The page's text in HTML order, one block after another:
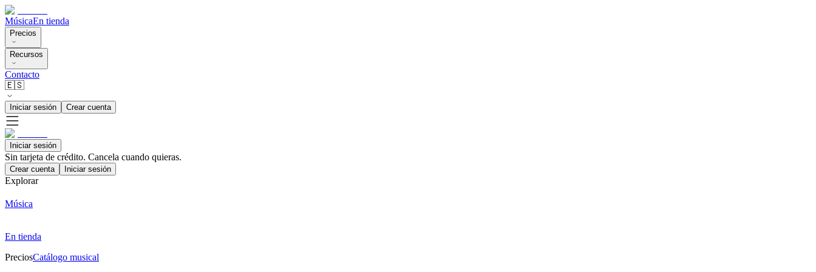
MúsicaEn tienda
Precios
Recursos
Contacto
🇪🇸
Iniciar sesión Crear cuenta
Iniciar sesión
Sin tarjeta de crédito. Cancela cuando quieras.
Crear cuenta Iniciar sesión
Explorar
Música
En tienda
PreciosCatálogo musical